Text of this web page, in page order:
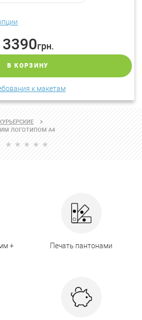
3390грн.
В КОРЗИНУ
к макетам
ЛОГОТИПОМ А4
+
Печать пантонами